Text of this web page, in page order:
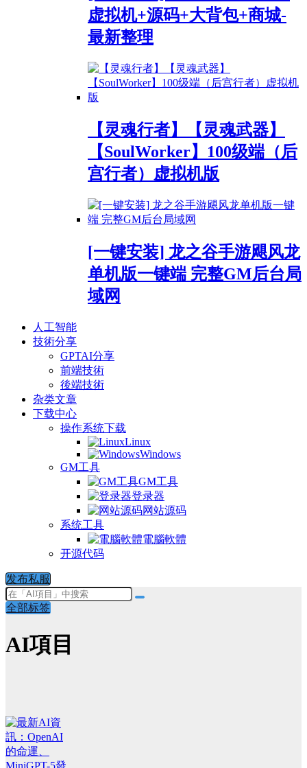
虚拟机+源码+大背包+商城-
最新整理
【灵魂行者】【灵魂武器】
【SoulWorker】100级端（后
宫行者）虚拟机版
[一键安装] 龙之谷手游飓风龙
单机版一键端 完整GM后台局
域网
人工智能
技術分享
GPTAI分享
前端技術
後端技術
杂类文章
下载中心
操作系统下载
Linux
Windows
GM工具
GM工具
登录器
网站源码
系统工具
電腦軟體
开源代码
发布私服
全部标签
AI項目